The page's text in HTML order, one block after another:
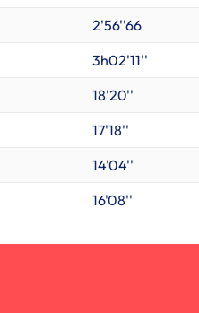
2'56''66
3h02'11''
18'20''
17'18''
14'04''
16'08''